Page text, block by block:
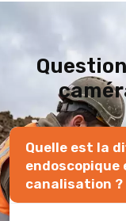
Quelle est la
endoscopique
canalisation ?